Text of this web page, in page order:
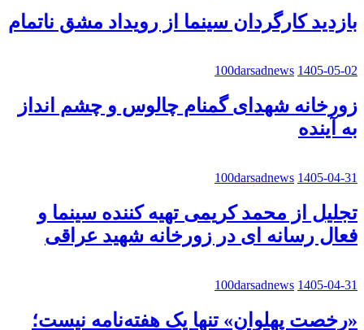
بازدید کارگردان سینما از رویداد مشق ناتمام
100darsadnews 1405-05-02
زورخانه شهدای گمنام چالوس و چشم انداز
به آینده
100darsadnews 1405-04-31
تجلیل از محمد کریمی تهیه کننده سینما و
فعال رسانه ای در زورخانه شهید عراقی
100darsadnews 1405-04-31
«رخصت پهلوان» تنها یک هفته‌نامه نیست؛